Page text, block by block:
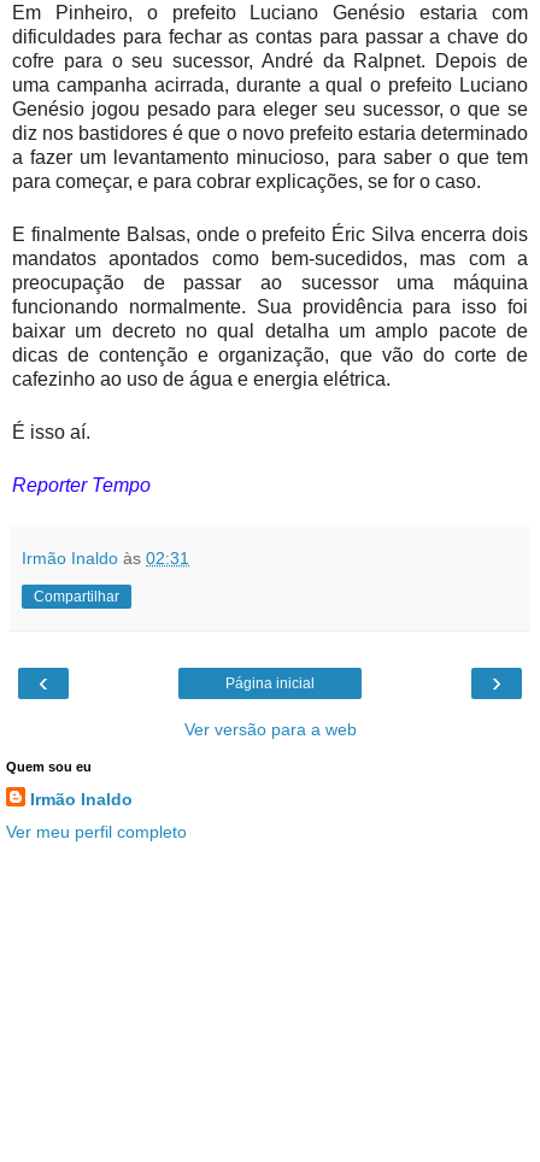
Em Pinheiro, o prefeito Luciano Genésio estaria com
dificuldades para fechar as contas para passar a chave do
cofre para o seu sucessor, André da Ralpnet. Depois de
uma campanha acirrada, durante a qual o prefeito Luciano
Genésio jogou pesado para eleger seu sucessor, o que se
diz nos bastidores é que o novo prefeito estaria determinado
a fazer um levantamento minucioso, para saber o que tem
para começar, e para cobrar explicações, se for o caso.
E finalmente Balsas, onde o prefeito Éric Silva encerra dois
mandatos apontados como bem-sucedidos, mas com a
preocupação de passar ao sucessor uma máquina
funcionando normalmente. Sua providência para isso foi
baixar um decreto no qual detalha um amplo pacote de
dicas de contenção e organização, que vão do corte de
cafezinho ao uso de água e energia elétrica.
É isso aí.
Reporter Tempo
Irmão Inaldo às 02:31
Compartilhar
‹ ›
Página inicial
Ver versão para a web
Quem sou eu
Irmão Inaldo
Ver meu perfil completo